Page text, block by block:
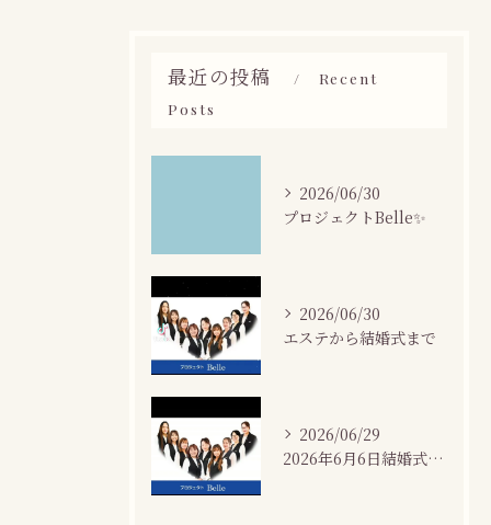
最近の投稿
Recent
Posts
2026/06/30
プロジェクトBelle✨
2026/06/30
エステから結婚式まで
2026/06/29
2026年6月6日結婚式場カサネにて